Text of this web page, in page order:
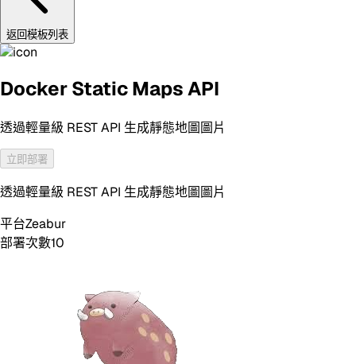
返回模板列表
Docker Static Maps API
透過輕量級 REST API 生成靜態地圖圖片
立即部署
透過輕量級 REST API 生成靜態地圖圖片
平台Zeabur
部署次數10